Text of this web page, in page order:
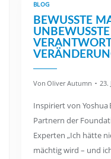
BLOG
BEWUSSTE
Von Oliver Autumn 23.
Inspiriert von Yoshua
Partnern der
Experten „Ich hätte
mächtig wird – und